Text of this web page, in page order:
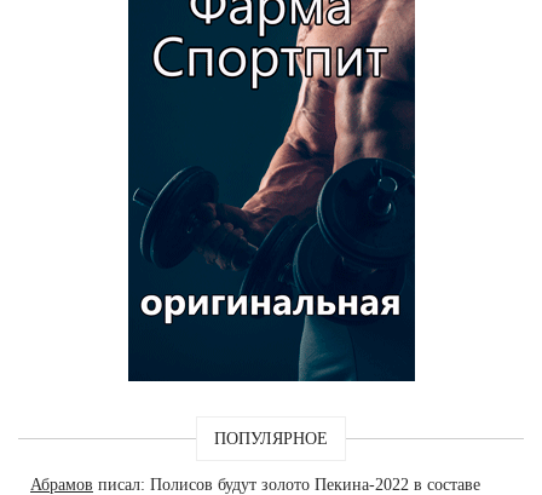
ПОПУЛЯРНОЕ
Абрамов писал: Полисов будут золото Пекина-2022 в составе